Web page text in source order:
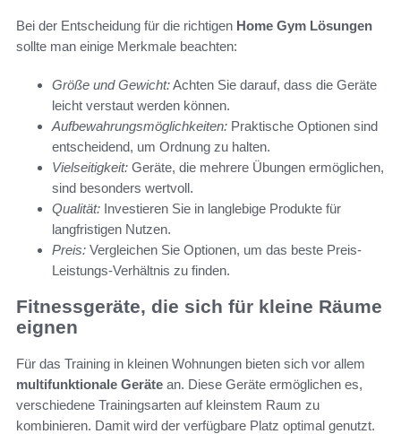
Bei der Entscheidung für die richtigen Home Gym Lösungen
sollte man einige Merkmale beachten:
Größe und Gewicht:Achten Sie darauf, dass die Geräte
leicht verstaut werden können.
Aufbewahrungsmöglichkeiten: Praktische Optionen sind
entscheidend, um Ordnung zu halten.
Vielseitigkeit: Geräte, die mehrere Übungen ermöglichen,
sind besonders wertvoll.
Qualität: Investieren Sie in langlebige Produkte für
langfristigen Nutzen.
Preis: Vergleichen Sie Optionen, um das beste Preis-
Leistungs-Verhältnis zu finden.
Fitnessgeräte, die sich für kleine Räume
eignen
Für das Training in kleinen Wohnungen bieten sich vor allem
multifunktionale Geräte an. Diese Geräte ermöglichen es,
verschiedene Trainingsarten auf kleinstem Raum zu
kombinieren. Damit wird der verfügbare Platz optimal genutzt.